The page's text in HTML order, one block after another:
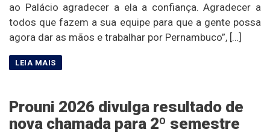
ao Palácio agradecer a ela a confiança. Agradecer a
todos que fazem a sua equipe para que a gente possa
agora dar as mãos e trabalhar por Pernambuco”, […]
Prouni 2026 divulga resultado de
nova chamada para 2º semestre